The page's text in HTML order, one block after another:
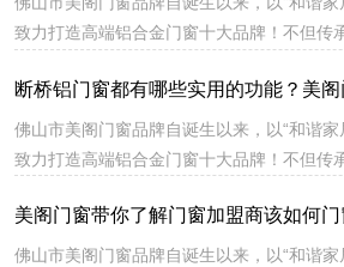
致力打造高端铝合金门窗十大品牌！不但传
主创新元素和特殊工艺，特别是产品结构上
铝合金门窗在生产、安装和使用上公认的技
心竞争力。
断桥铝门窗都有哪些实用的功能？美阁
佛山市美阁门窗品牌自诞生以来，以“和谐家
致力打造高端铝合金门窗十大品牌！不但传
主创新元素和特殊工艺，特别是产品结构上
铝合金门窗在生产、安装和使用上公认的技
美阁门窗带你了解门窗加盟商该如何
佛山市美阁门窗品牌自诞生以来，以“和谐家